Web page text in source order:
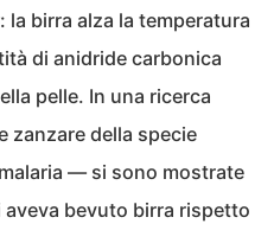
: la birra alza la temperatura
di anidride carbonica
pelle. In una ricerca
zanzare della specie
— si sono mostrate
aveva bevuto birra rispetto